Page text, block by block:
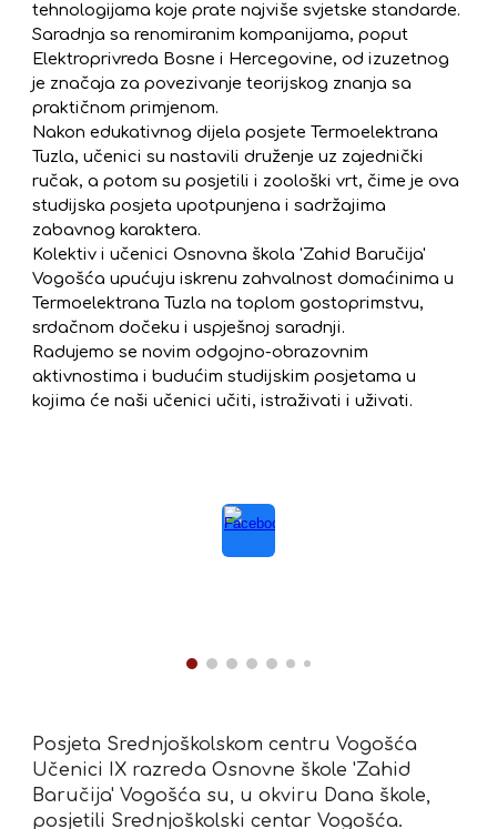
tehnologijama koje prate najviše svjetske standarde.
Saradnja sa renomiranim kompanijama, poput
Elektroprivreda Bosne i Hercegovine, od izuzetnog
je značaja za povezivanje teorijskog znanja sa
praktičnom primjenom.
Nakon edukativnog dijela posjete Termoelektrana
Tuzla, učenici su nastavili druženje uz zajednički
ručak, a potom su posjetili i zoološki vrt, čime je ova
studijska posjeta upotpunjena i sadržajima
zabavnog karaktera.
Kolektiv i učenici Osnovna škola 'Zahid Baručija'
Vogošća upućuju iskrenu zahvalnost domaćinima u
Termoelektrana Tuzla na toplom gostoprimstvu,
srdačnom dočeku i uspješnoj saradnji.
Radujemo se novim odgojno-obrazovnim
aktivnostima i budućim studijskim posjetama u
kojima će naši učenici učiti, istraživati i uživati.
Posjeta Srednjoškolskom centru Vogošća
Učenici IX razreda Osnovne škole 'Zahid
Baručija' Vogošća su, u okviru Dana škole,
posjetili Srednjoškolski centar Vogošća.